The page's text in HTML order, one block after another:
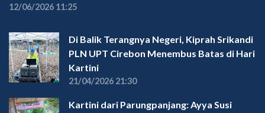
12/06/2026 11:25
Di Balik Terangnya Negeri, Kiprah Srikandi
PLN UPT Cirebon Menembus Batas di Hari
Kartini
21/04/2026 21:30
Kartini dari Parungpanjang: Ayya Susi